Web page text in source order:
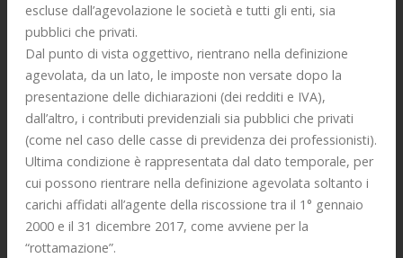
escluse dall’agevolazione le società e tutti gli enti, sia
pubblici che privati.
Dal punto di vista oggettivo, rientrano nella definizione
agevolata, da un lato, le imposte non versate dopo la
presentazione delle dichiarazioni (dei redditi e IVA),
dall’altro, i contributi previdenziali sia pubblici che privati
(come nel caso delle casse di previdenza dei professionisti).
Ultima condizione è rappresentata dal dato temporale, per
cui possono rientrare nella definizione agevolata soltanto i
carichi affidati all’agente della riscossione tra il 1° gennaio
2000 e il 31 dicembre 2017, come avviene per la
“rottamazione”.